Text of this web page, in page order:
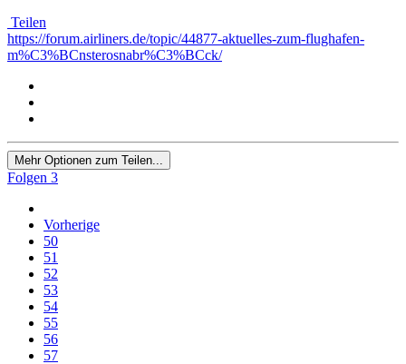
Teilen
https://forum.airliners.de/topic/44877-aktuelles-zum-flughafen-
m%C3%BCnsterosnabr%C3%BCck/
Mehr Optionen zum Teilen...
Folgen 3
Vorherige
50
51
52
53
54
55
56
57